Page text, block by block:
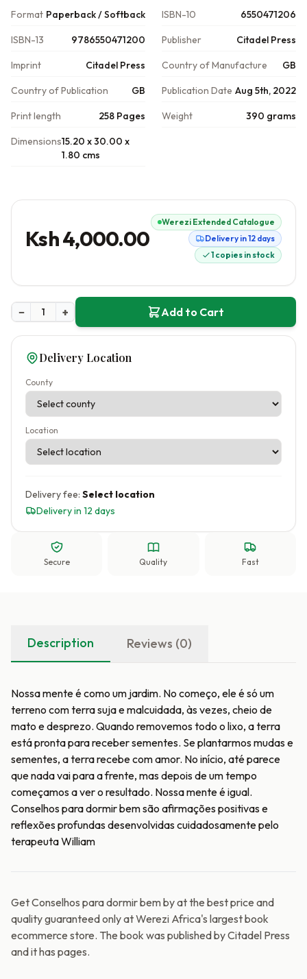
Format Paperback / Softback ISBN-10 6550471206
ISBN-13 9786550471200 Publisher Citadel Press
Imprint Citadel Press Country of Manufacture GB
Country of Publication GB Publication Date Aug 5th, 2022
Print length 258 Pages Weight 390 grams
Dimensions15.20 x 30.00 x
1.80 cms
Ksh 4,000.00
Werezi Extended Catalogue
Delivery in 12 days
1 copies in stock
− + Add to Cart
Delivery Location
County
Location
Delivery fee: Select location
Delivery in 12 days
Secure Quality Fast
Description Reviews (0)
Nossa mente é como um jardim. No começo, ele é só um
terreno com terra suja e malcuidada, às vezes, cheio de
mato e desprezo. Quando removemos todo o lixo, a terra
está pronta para receber sementes. Se plantarmos mudas e
sementes, a terra recebe com amor. No início, até parece
que nada vai para a frente, mas depois de um tempo
começamos a ver o resultado. Nossa mente é igual.
Conselhos para dormir bem são afirmações positivas e
reflexões profundas desenvolvidas cuidadosamente pelo
terapeuta William
Get Conselhos para dormir bem by at the best price and
quality guaranteed only at Werezi Africa's largest book
ecommerce store. The book was published by Citadel Press
and it has pages.